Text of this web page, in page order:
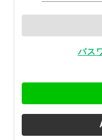
パス